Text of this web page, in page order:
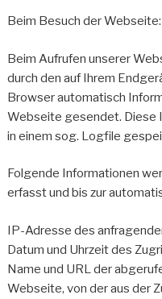
Beim Besuch der Webseite:
Beim Aufrufen unserer
durch den auf Ihrem
Browser automatisch
Webseite gesendet. Diese
in einem sog. Logfile
Folgende Informationen
erfasst und bis zur
IP-Adresse des
Datum und Uhrzeit des
Name und URL der
Webseite, von der aus der